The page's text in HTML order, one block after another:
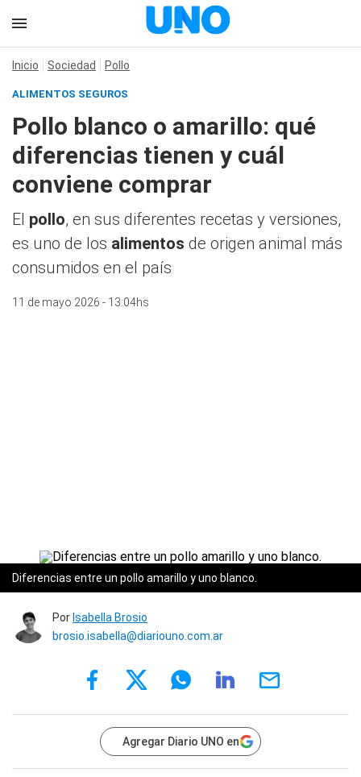
Inicio Sociedad Pollo
ALIMENTOS SEGUROS
Pollo blanco o amarillo: qué
diferencias tienen y cuál
conviene comprar
El pollo, en sus diferentes recetas y versiones,
es uno de los alimentos de origen animal más
consumidos en el país
11 de mayo 2026 - 13:04hs
Diferencias entre un pollo amarillo y uno blanco.
Por Isabella Brosio
brosio.isabella@diariouno.com.ar
Agregar Diario UNO en